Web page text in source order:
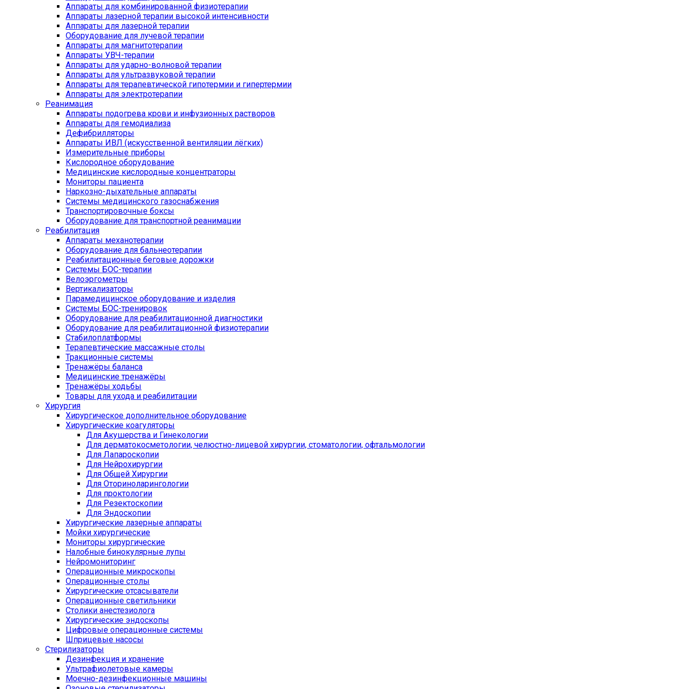
Аппараты для комбинированной физиотерапии
Аппараты лазерной терапии высокой интенсивности
Аппараты для лазерной терапии
Оборудование для лучевой терапии
Аппараты для магнитотерапии
Аппараты УВЧ-терапии
Аппараты для ударно-волновой терапии
Аппараты для ультразвуковой терапии
Аппараты для терапевтической гипотермии и гипертермии
Аппараты для электротерапии
Реанимация
Аппараты подогрева крови и инфузионных растворов
Аппараты для гемодиализа
Дефибрилляторы
Аппараты ИВЛ (искусственной вентиляции лёгких)
Измерительные приборы
Кислородное оборудование
Медицинские кислородные концентраторы
Мониторы пациента
Наркозно-дыхательные аппараты
Системы медицинского газоснабжения
Транспортировочные боксы
Оборудование для транспортной реанимации
Реабилитация
Аппараты механотерапии
Оборудование для бальнеотерапии
Реабилитационные беговые дорожки
Системы БОС-терапии
Велоэргометры
Вертикализаторы
Парамедицинское оборудование и изделия
Системы БОС-тренировок
Оборудование для реабилитационной диагностики
Оборудование для реабилитационной физиотерапии
Стабилоплатформы
Терапевтические массажные столы
Тракционные системы
Тренажёры баланса
Медицинские тренажёры
Тренажёры ходьбы
Товары для ухода и реабилитации
Хирургия
Хирургическое дополнительное оборудование
Хирургические коагуляторы
Для Акушерства и Гинекологии
Для дерматокосметологии, челюстно-лицевой хирургии, стоматологии, офтальмологии
Для Лапароскопии
Для Нейрохирургии
Для Общей Хирургии
Для Оториноларингологии
Для проктологии
Для Резектоскопии
Для Эндоскопии
Хирургические лазерные аппараты
Мойки хирургические
Мониторы хирургические
Налобные бинокулярные лупы
Нейромониторинг
Операционные микроскопы
Операционные столы
Хирургические отсасыватели
Операционные светильники
Столики анестезиолога
Хирургические эндоскопы
Цифровые операционные системы
Шприцевые насосы
Стерилизаторы
Дезинфекция и хранение
Ультрафиолетовые камеры
Моечно-дезинфекционные машины